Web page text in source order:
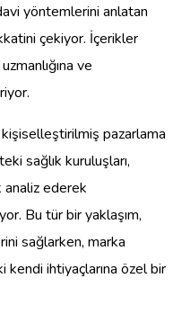
yöntemlerini anlatan
çekiyor. İçerikler
ve
pazarlama
sağlık kuruluşları,
analiz ederek
Bu tür bir yaklaşım,
sağlarken, marka
kendi ihtiyaçlarına özel bir